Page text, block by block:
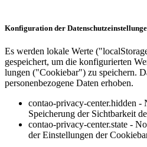
Konfigu­ration der
Es werden lokale Werte
gespeichert, um die konfigu­rierten
lungen ("Cookiebar") zu speichern.
personen­be­zogene Daten erhoben.
contao-privacy-center.hidden -
Speicherung der Sichtbarkeit
contao-privacy-center.state -
der Einstellungen der